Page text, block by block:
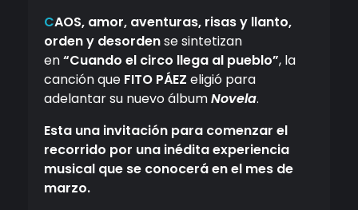
CAOS, amor, aventuras, risas y llanto,
orden y desordense sintetizan
en“Cuando el circo llega al pueblo”, la
canción que FITO PÁEZ eligió para
adelantar su nuevo álbumNovela.
Esta una invitación para comenzar el
recorrido por una inédita experiencia
musical que se conocerá en el mes de
marzo.